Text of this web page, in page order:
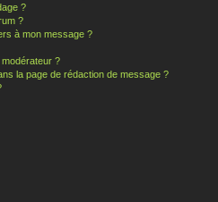
?
?
à mon message ?
?
la page de rédaction de message ?